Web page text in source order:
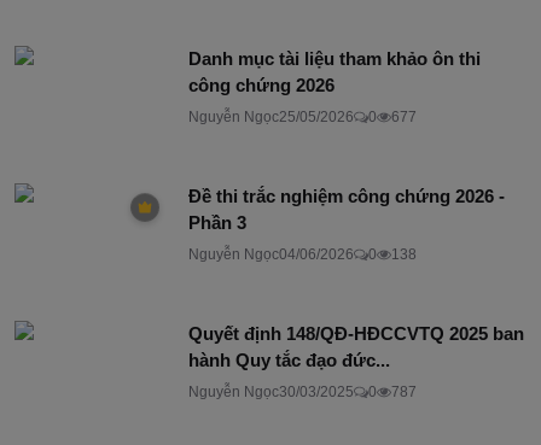
Danh mục tài liệu tham khảo ôn thi
công chứng 2026
Nguyễn Ngọc25/05/2026 0 677
Đề thi trắc nghiệm công chứng 2026 -
Phần 3
Nguyễn Ngọc04/06/2026 0 138
Quyết định 148/QĐ-HĐCCVTQ 2025 ban
hành Quy tắc đạo đức...
Nguyễn Ngọc30/03/2025 0 787